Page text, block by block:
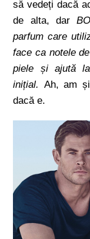
să vedeți dacă
de alta, dar
parfum care
face ca notele
piele și ajută la
inițial. Ah, am
dacă e.